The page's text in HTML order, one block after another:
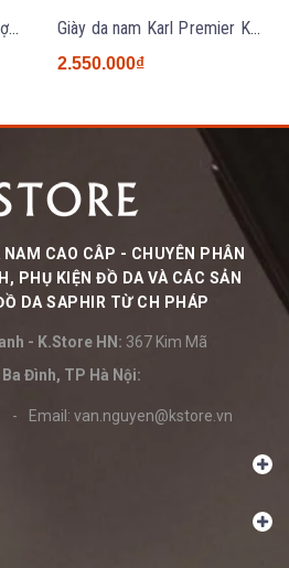
Xịt dưỡng bóng tổng hợp hợp đa năng Saphir Combi 200ml Giày da nam Karl Premier KM2631 BROWN
2.550.000₫
CAO CÂP - CHUYÊN PHÂN
PHỤ KIỆN ĐỒ DA VÀ CÁC SẢN
DA SAPHIR TỪ CH PHÁP
- K.Store HN: 367 Kim Mã
Đình, TP Hà Nội:
- Email: van.nguyen@kstore.vn